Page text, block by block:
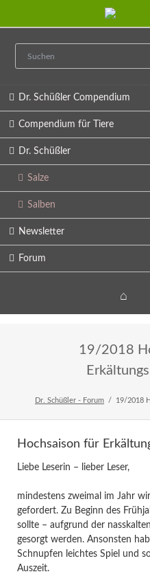
Dr. Schüßler Compendium
Compendium für Tiere
Dr. Schüßler
Salze
Salben
Newsletter
Forum
Home
19/2018
Dr. Schüßler - Forum 19/2018
Hochsaison für
Liebe Leserin – lieber Leser,
mindestens zweimal im Jahr
gefordert. Zu Beginn des
sollte – aufgrund der
gesorgt werden. Ansonsten
Schnupfen leichtes Spiel und
Auszeit.